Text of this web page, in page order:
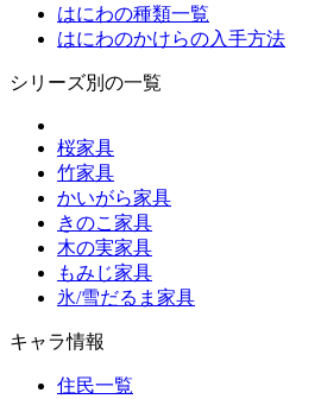
はにわの種類一覧
はにわのかけらの入手方法
シリーズ別の一覧
桜家具
竹家具
かいがら家具
きのこ家具
木の実家具
もみじ家具
氷/雪だるま家具
キャラ情報
住民一覧